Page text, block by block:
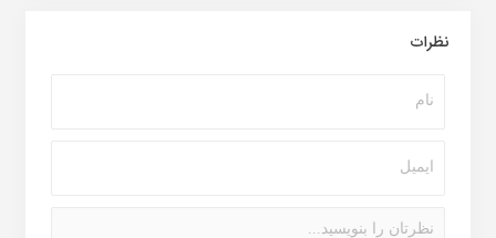
نظرات